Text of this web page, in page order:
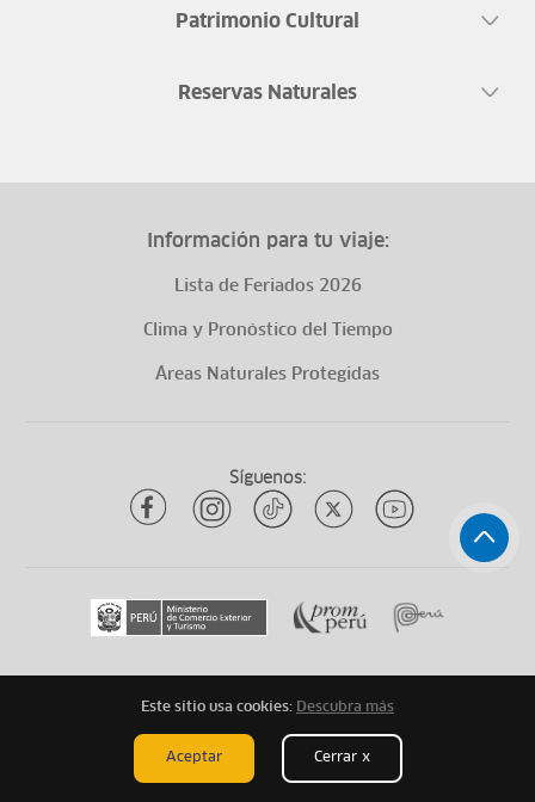
Patrimonio Cultural
Reservas Naturales
Información para tu viaje:
Lista de Feriados 2026
Clima y Pronóstico del Tiempo
Áreas Naturales Protegidas
Síguenos:
Todos los derechos reservadosytuqueplanes 2026
Mapa de Sitio Aviso Legal Términos Legales
Este sitio usa cookies: Descubra más
Aceptar Cerrar x